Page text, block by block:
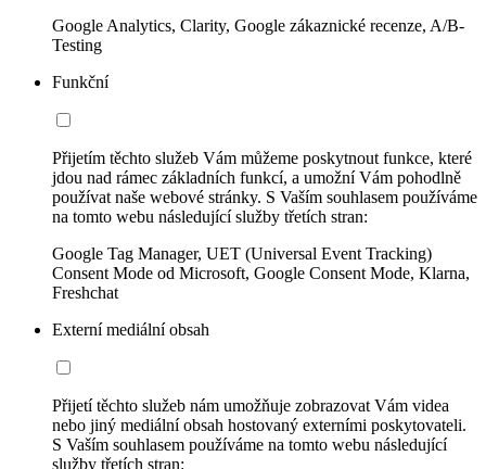
Google Analytics, Clarity, Google zákaznické recenze, A/B-
Testing
Funkční
Přijetím těchto služeb Vám můžeme poskytnout funkce, které
jdou nad rámec základních funkcí, a umožní Vám pohodlně
používat naše webové stránky. S Vaším souhlasem používáme
na tomto webu následující služby třetích stran:
Google Tag Manager, UET (Universal Event Tracking)
Consent Mode od Microsoft, Google Consent Mode, Klarna,
Freshchat
Externí mediální obsah
Přijetí těchto služeb nám umožňuje zobrazovat Vám videa
nebo jiný mediální obsah hostovaný externími poskytovateli.
S Vaším souhlasem používáme na tomto webu následující
služby třetích stran: